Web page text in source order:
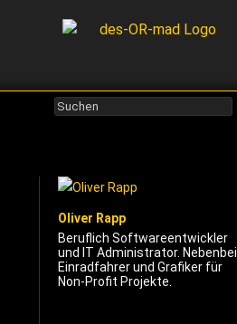
Oliver Rapp
Beruflich Softwareentwickler
und IT Administrator. Nebenbei
Einradfahrer und Grafiker für
Non-Profit Projekte.